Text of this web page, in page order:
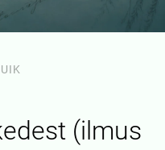
(ilmus